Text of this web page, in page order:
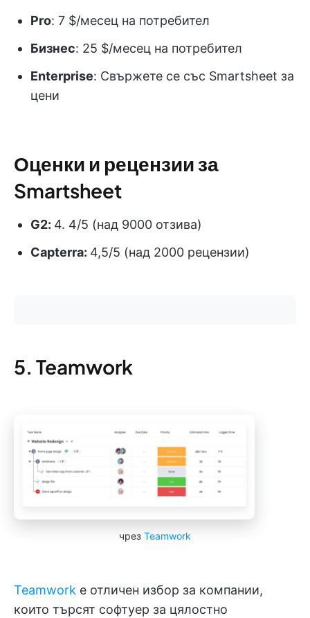
Pro: 7 $/месец на потребител
Бизнес: 25 $/месец на потребител
Enterprise: Свържете се със Smartsheet за
цени
Оценки и рецензии за
Smartsheet
G2: 4. 4/5 (над 9000 отзива)
Capterra: 4,5/5 (над 2000 рецензии)
5. Teamwork
чрез Teamwork
Teamwork е отличен избор за компании,
които търсят софтуер за цялостно